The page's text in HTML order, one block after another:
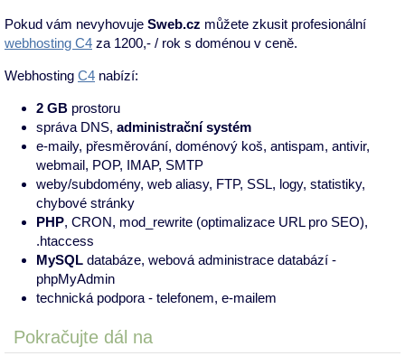
Pokud vám nevyhovuje Sweb.cz můžete zkusit profesionální
webhosting C4 za 1200,- / rok s doménou v ceně.
Webhosting C4 nabízí:
2 GB prostoru
správa DNS, administrační systém
e-maily, přesměrování, doménový koš, antispam, antivir,
webmail, POP, IMAP, SMTP
weby/subdomény, web aliasy, FTP, SSL, logy, statistiky,
chybové stránky
PHP, CRON, mod_rewrite (optimalizace URL pro SEO),
.htaccess
MySQL databáze, webová administrace databází -
phpMyAdmin
technická podpora - telefonem, e-mailem
Pokračujte dál na